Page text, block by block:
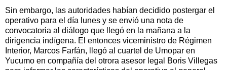
Sin embargo, las autoridades habían decidido postergar el
operativo para el día lunes y se envió una nota de
convocatoria al diálogo que llegó en la mañana a la
dirigencia indígena. El entonces viceministro de Régimen
Interior, Marcos Farfán, llegó al cuartel de Umopar en
Yucumo en compañía del otrora asesor legal Boris Villegas